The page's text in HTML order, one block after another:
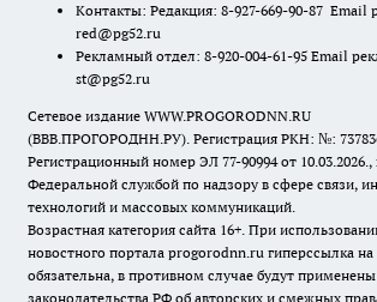
Контакты: Редакция: 8-927-669-90-87 Email
red@pg52.ru
Рекламный отдел: 8-920-004-61-95 Email
st@pg52.ru
Сетевое издание WWW.PROGORODNN.RU
(ВВВ.ПРОГОРОДНН.РУ). Регистрация РКН: №:
Регистрационный номер ЭЛ 77-90994 от
Федеральной службой по надзору в сфере связи,
технологий и массовых коммуникаций.
Возрастная категория сайта 16+. При
новостного портала progorodnn.ru гиперссылка на
обязательна, в противном случае будут
законодательства РФ об авторских и смежных